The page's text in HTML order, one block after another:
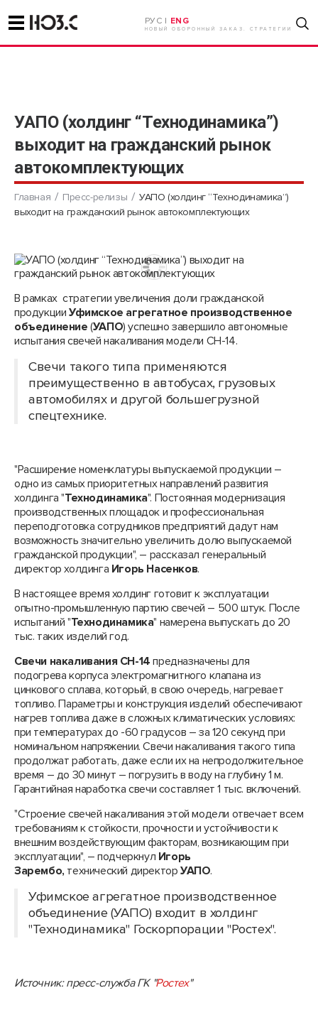
РУС | ENG
НОВЫЙ ОБОРОННЫЙ ЗАКАЗ. СТРАТЕГИИ
УАПО (холдинг “Технодинамика”)
выходит на гражданский рынок
автокомплектующих
Главная Пресс-релизы
УАПО (холдинг “Технодинамика”)
выходит на гражданский рынок автокомплектующих
В рамках стратегии увеличения доли гражданской
продукции Уфимское агрегатное производственное
объединение (УАПО) успешно завершило автономные
испытания свечей накаливания модели СН-14.
Свечи такого типа применяются
преимущественно в автобусах, грузовых
автомобилях и другой большегрузной
спецтехнике.
"Расширение номенклатуры выпускаемой продукции –
одно из самых приоритетных направлений развития
холдинга "Технодинамика". Постоянная модернизация
производственных площадок и профессиональная
переподготовка сотрудников предприятий дадут нам
возможность значительно увеличить долю выпускаемой
гражданской продукции", – рассказал генеральный
директор холдинга Игорь Насенков.
В настоящее время холдинг готовит к эксплуатации
опытно-промышленную партию свечей – 500 штук. После
испытаний "Технодинамика" намерена выпускать до 20
тыс. таких изделий год.
Свечи накаливания СН-14 предназначены для
подогрева корпуса электромагнитного клапана из
цинкового сплава, который, в свою очередь, нагревает
топливо. Параметры и конструкция изделий обеспечивают
нагрев топлива даже в сложных климатических условиях:
при температурах до -60 градусов – за 120 секунд при
номинальном напряжении. Свечи накаливания такого типа
продолжат работать, даже если их на непродолжительное
время – до 30 минут – погрузить в воду на глубину 1 м.
Гарантийная наработка свечи составляет 1 тыс. включений.
"Строение свечей накаливания этой модели отвечает всем
требованиям к стойкости, прочности и устойчивости к
внешним воздействующим факторам, возникающим при
эксплуатации", – подчеркнул Игорь
Зарембо, технический директорУАПО.
Уфимское агрегатное производственное
объединение (УАПО) входит в холдинг
"Технодинамика" Госкорпорации "Ростех".
Источник: пресс-служба ГК "Ростех"